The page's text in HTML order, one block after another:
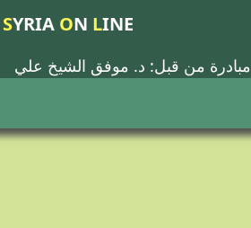
SYRIA ON LINE
مبادرة من قبل: د. موفق الشيخ علي